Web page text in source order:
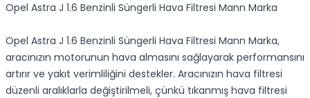
Opel Astra J 1.6 Benzinli Süngerli Hava Filtresi Mann Marka
Opel Astra J 1.6 Benzinli Süngerli Hava Filtresi Mann Marka,
aracınızın motorunun hava almasını sağlayarak performansını
artırır ve yakıt verimliliğini destekler. Aracınızın hava filtresi
düzenli aralıklarla değiştirilmeli, çünkü tıkanmış hava filtresi